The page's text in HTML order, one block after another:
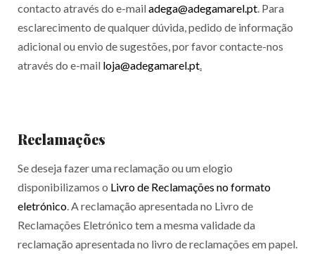
contacto através do e-mailadega@adegamarel.pt . Para
esclarecimento de qualquer dúvida, pedido de informação
adicional ou envio de sugestões, por favor contacte-nos
através do e-mail loja@adegamarel.pt
Reclamações
Se deseja fazer uma reclamação ou um elogio
disponibilizamos o Livro de Reclamações no formato
eletrónico . A reclamação apresentada no Livro de
Reclamações Eletrónico tem a mesma validade da
reclamação apresentada no livro de reclamações em papel.